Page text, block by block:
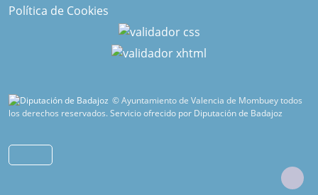
Política de Cookies
© Ayuntamiento de Valencia de Mombuey todos
los derechos reservados.Servicio ofrecido por Diputación de Badajoz